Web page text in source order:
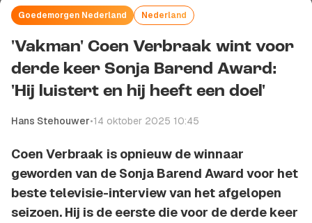
Goedemorgen Nederland Nederland
'Vakman' Coen Verbraak wint voor
derde keer Sonja Barend Award:
'Hij luistert en hij heeft een doel'
Hans Stehouwer•14 oktober 2025 10:45
Coen Verbraak is opnieuw de winnaar
geworden van de Sonja Barend Award voor het
beste televisie-interview van het afgelopen
seizoen. Hij is de eerste die voor de derde keer